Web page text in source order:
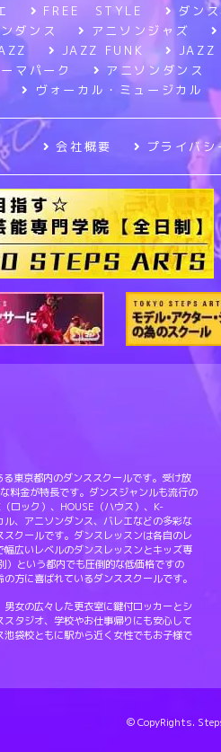
FREE STYLE ダン
ダンス アニソンジャズ
JAZZ FUNK JAZZ
マパーク アニソンダンス
ヴォーカル・ミュージカル
会社概要 プライバシ
東京都内のダンススクールです。受け放
料金が特長です。ダンスジャンルも流行の
ロック）、HOUSE（ハウス）、K-
、アニソンダンス、バレエなどの多彩な
クールです。ダンスレッスンは各自のレ
広いレベルのダンスレッスンとキッズ専
という都内でも圧倒的な低価格ですの
方に喜ばれているダンススクールです。
女の広々した更衣室に鍵付ロッカーとシ
タジオ、学校やお仕事帰りにも安心して
袋校ともに駅から近く女性でもお子様で
© CopyRights.